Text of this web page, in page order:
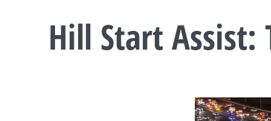
Hill Start Assist: